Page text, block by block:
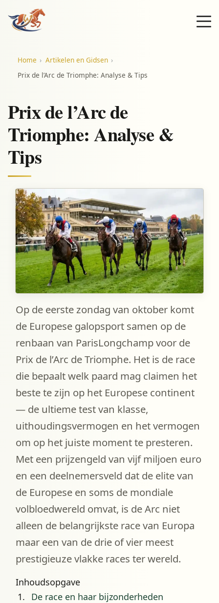
Home
Artikelen en Gidsen
Prix de l’Arc de Triomphe: Analyse & Tips
Prix de l’Arc de
Triomphe: Analyse &
Tips
Op de eerste zondag van oktober komt
de Europese galopsport samen op de
renbaan van ParisLongchamp voor de
Prix de l’Arc de Triomphe. Het is de race
die bepaalt welk paard mag claimen het
beste te zijn op het Europese continent
— de ultieme test van klasse,
uithoudingsvermogen en het vermogen
om op het juiste moment te presteren.
Met een prijzengeld van vijf miljoen euro
en een deelnemersveld dat de elite van
de Europese en soms de mondiale
volbloedwereld omvat, is de Arc niet
alleen de belangrijkste race van Europa
maar een van de drie of vier meest
prestigieuze vlakke races ter wereld.
Inhoudsopgave
De race en haar bijzonderheden